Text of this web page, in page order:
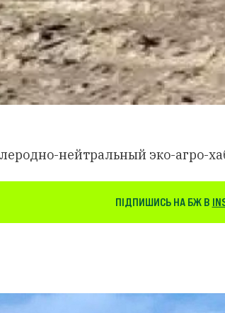
нейтральный эко-агро-
ПІДПИШИСЬ НА БЖ В